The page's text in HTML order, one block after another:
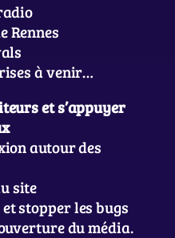
Rennes
à venir…
et s’appuyer
autour des
site
stopper les bugs
du média.